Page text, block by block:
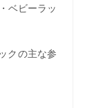
ビーラッ
の主な参